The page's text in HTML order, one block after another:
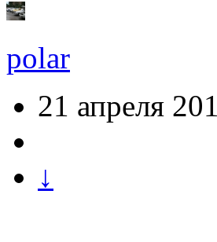
polar
21 апреля
↓